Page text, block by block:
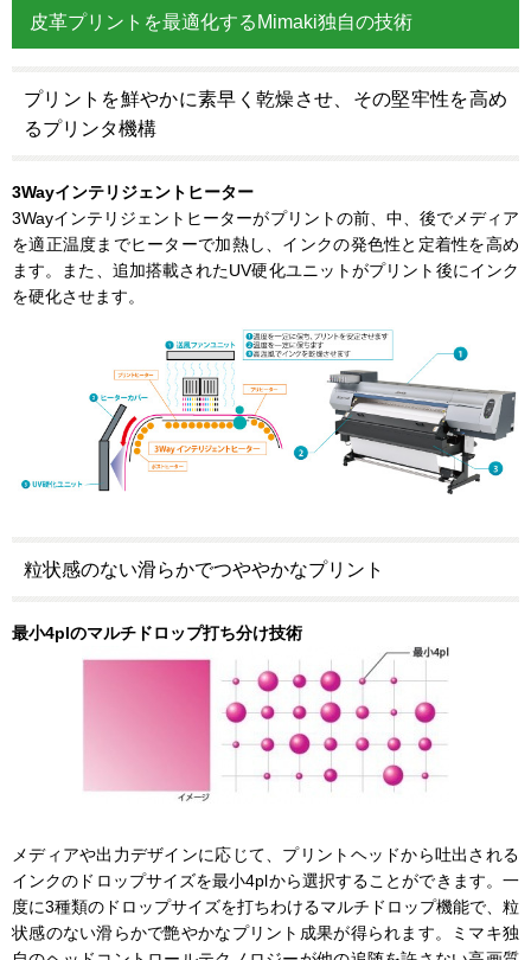
皮革プリントを最適化するMimaki独自の技術
プリントを鮮やかに素早く乾燥させ、その堅牢性を高め
るプリンタ機構
3Wayインテリジェントヒーター
3Wayインテリジェントヒーターがプリントの前、中、後でメディア
を適正温度までヒーターで加熱し、インクの発色性と定着性を高め
ます。また、追加搭載されたUV硬化ユニットがプリント後にインク
を硬化させます。
粒状感のない滑らかでつややかなプリント
最小4plのマルチドロップ打ち分け技術
メディアや出力デザインに応じて、プリントヘッドから吐出される
インクのドロップサイズを最小4plから選択することができます。一
度に3種類のドロップサイズを打ちわけるマルチドロップ機能で、粒
状感のない滑らかで艶やかなプリント成果が得られます。ミマキ独